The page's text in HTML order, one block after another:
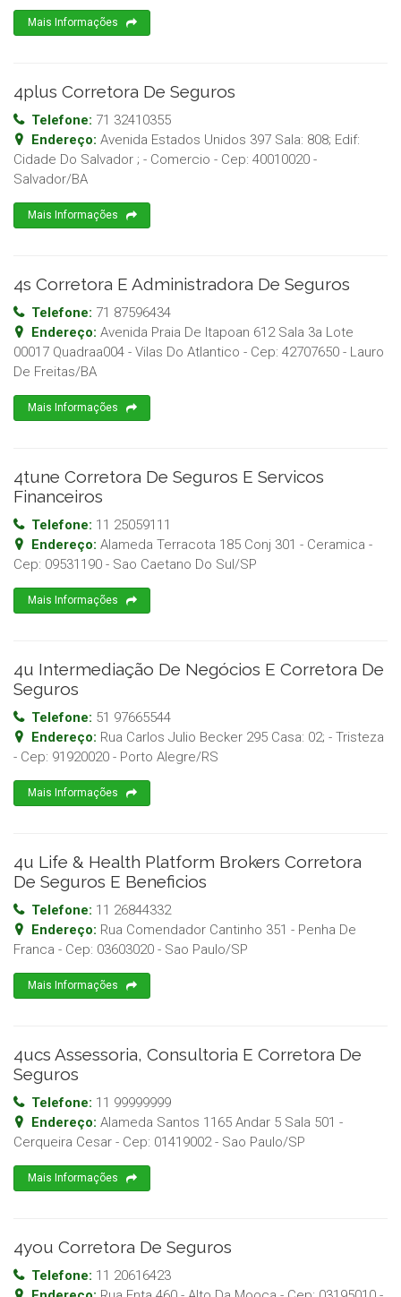
Mais Informações
4plus Corretora De Seguros
Telefone: 71 32410355
Endereço: Avenida Estados Unidos 397 Sala: 808; Edif:
Cidade Do Salvador ; - Comercio - Cep: 40010020 -
Salvador/BA
Mais Informações
4s Corretora E Administradora De Seguros
Telefone: 71 87596434
Endereço: Avenida Praia De Itapoan 612 Sala 3a Lote
00017 Quadraa004 - Vilas Do Atlantico - Cep: 42707650 - Lauro
De Freitas/BA
Mais Informações
4tune Corretora De Seguros E Servicos
Financeiros
Telefone: 11 25059111
Endereço: Alameda Terracota 185 Conj 301 - Ceramica -
Cep: 09531190 - Sao Caetano Do Sul/SP
Mais Informações
4u Intermediação De Negócios E Corretora De
Seguros
Telefone: 51 97665544
Endereço: Rua Carlos Julio Becker 295 Casa: 02; - Tristeza
- Cep: 91920020 - Porto Alegre/RS
Mais Informações
4u Life & Health Platform Brokers Corretora
De Seguros E Beneficios
Telefone: 11 26844332
Endereço: Rua Comendador Cantinho 351 - Penha De
Franca - Cep: 03603020 - Sao Paulo/SP
Mais Informações
4ucs Assessoria, Consultoria E Corretora De
Seguros
Telefone: 11 99999999
Endereço: Alameda Santos 1165 Andar 5 Sala 501 -
Cerqueira Cesar - Cep: 01419002- Sao Paulo/SP
Mais Informações
4you Corretora De Seguros
Telefone: 11 20616423